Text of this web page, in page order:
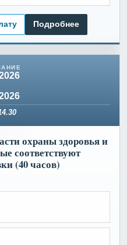
Подробнее
охраны здоровья и
соответствуют
(40 часов)